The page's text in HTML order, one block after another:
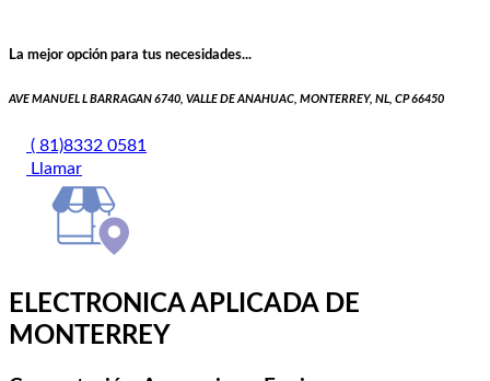
La mejor opción para tus necesidades...
AVE MANUEL L BARRAGAN 6740, VALLE DE ANAHUAC, MONTERREY, NL, CP 66450
( 81)8332 0581
Llamar
ELECTRONICA APLICADA DE
MONTERREY